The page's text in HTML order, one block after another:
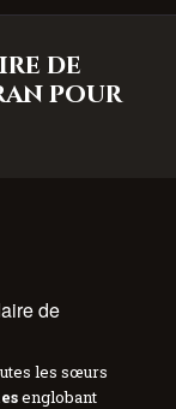
de
pour
de
les sœurs
englobant